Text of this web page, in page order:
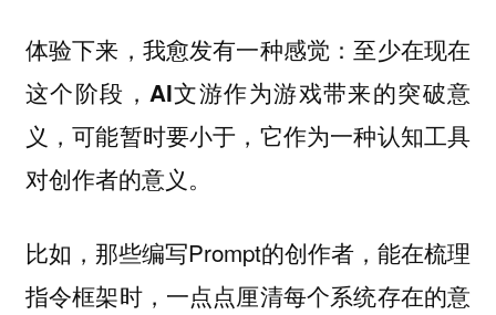
体验下来，我愈发有一种感觉：至少在现在
这个阶段，AI文游作为游戏带来的突破意
义，可能暂时要小于，它作为一种认知工具
对创作者的意义。
比如，那些编写Prompt的创作者，能在梳理
指令框架时，一点点厘清每个系统存在的意